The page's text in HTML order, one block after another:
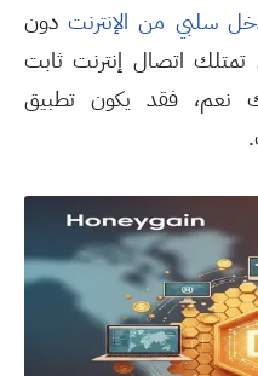
سلبي من الإنترنتدون
اتصال إنترنت ثابت
نعم، فقد يكون تطبيق